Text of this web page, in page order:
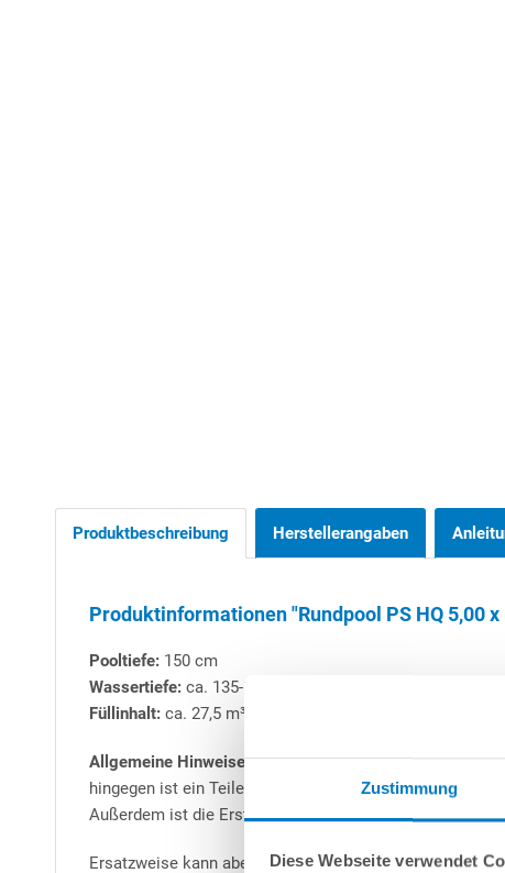
Zustimmung
Diese Webseite verwendet
Produktbeschreibung Herstellerangaben
Produktinformationen "Rundpool PS HQ 5,00
Pooltiefe: 150 cm
Wassertiefe: ca. 135-140 cm
Füllinhalt: ca. 27,5 m³
Allgemeine Hinweise zu Stahlwand-Rundbecken:
Alle
hingegen ist ein Teileinbau (mind. 50 cm) zwingend
Außerdem ist die Erstellung einer Beton-Bodenplatte -
Ersatzweise kann aber auch das patentierteconZero-